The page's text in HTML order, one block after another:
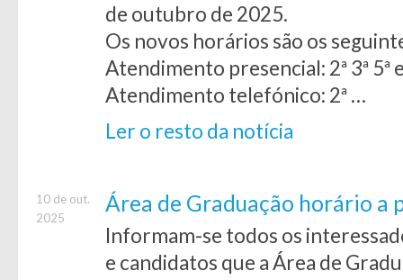
de outubro de 2025.
Os novos horários são os
Atendimento presencial: 2ª 3ª 5ª
Atendimento telefónico: 2ª …
Ler o resto da notícia
10 de out.
2025
Área de Graduação horário
Informam-se todos os
e candidatos que a Área de